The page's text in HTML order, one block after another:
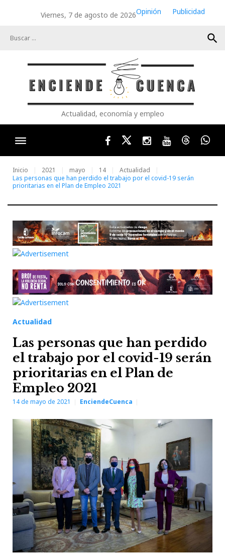
Viernes, 7 de agosto de 2026Opinión
Publicidad
search
Actualidad, economía y empleo
FacebookTwitterInstagram
YoutubeThreads
Inicio 2021 mayo 14
Actualidad
Las personas que han perdido el trabajo por el covid-19 serán
prioritarias en el Plan de Empleo 2021
Actualidad
Las personas que han perdido
el trabajo por el covid-19 serán
prioritarias en el Plan de
Empleo 2021
14 de mayo de 2021 EnciendeCuenca